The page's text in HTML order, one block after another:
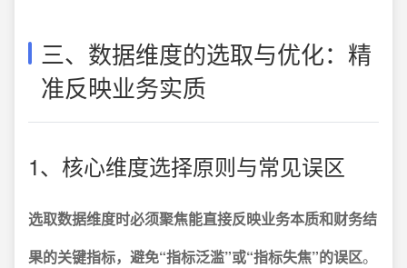
三、数据维度的选取与优化：精
准反映业务实质
1、核心维度选择原则与常见误区
选取数据维度时必须聚焦能直接反映业务本质和财务结
果的关键指标，避免“指标泛滥”或“指标失焦”的误区。